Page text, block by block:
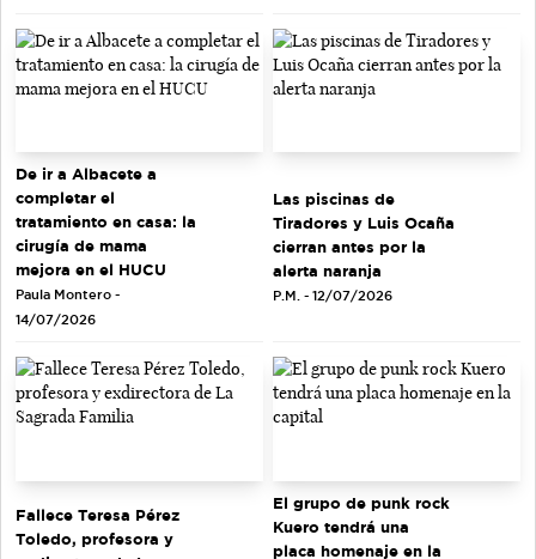
De ir a Albacete a
completar el
tratamiento en casa: la
cirugía de mama
mejora en el HUCU
Paula Montero -
14/07/2026
Las piscinas de
Tiradores y Luis Ocaña
cierran antes por la
alerta naranja
P.M. - 12/07/2026
Fallece Teresa Pérez
Toledo, profesora y
El grupo de punk rock
Kuero tendrá una
placa homenaje en la